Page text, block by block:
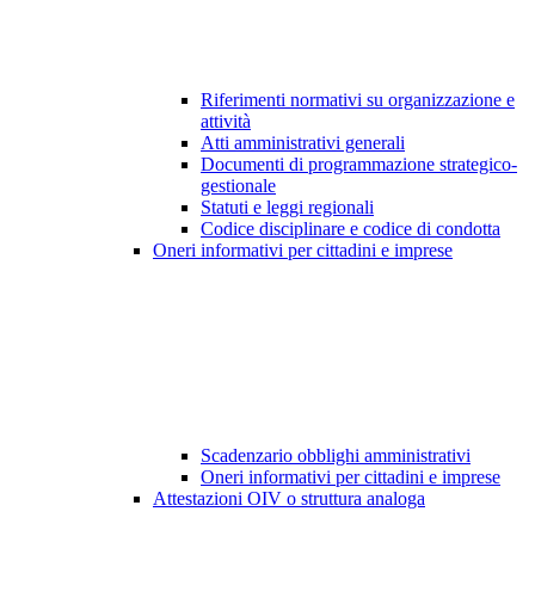
Riferimenti normativi su organizzazione e
attività
Atti amministrativi generali
Documenti di programmazione strategico-
gestionale
Statuti e leggi regionali
Codice disciplinare e codice di condotta
Oneri informativi per cittadini e imprese
Scadenzario obblighi amministrativi
Oneri informativi per cittadini e imprese
Attestazioni OIV o struttura analoga